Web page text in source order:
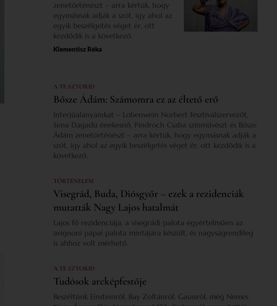
zenetörténészt – arra kértük, hogy
egymásnak adják a szót, így ahol az
egyik beszélgetés véget ér, ott
kezdődik is a következő.
Klementisz Réka
A TE SZTORID
Bősze Ádám: Számomra ez az éltető erő
Interjúalanyainkat – Lobenwein Norbert fesztiválszervezőt,
Sena Dagadu énekesnő, Pindroch Csaba színművészt és Bősze
Ádám zenetörténészt – arra kértük, hogy egymásnak adják a
szót, így ahol az egyik beszélgetés véget ér, ott kezdődik is a
következő.
TÖRTÉNELEM
Visegrád, Buda, Diósgyőr – ezek a rezidenciák
mutatták Nagy Lajos hatalmát
Lajos fő rezidenciája, a visegrádi palota egyértelműen az
avignoni pápai palota mintájára készült, és nagyságrendileg
is ahhoz volt mérhető.
A TE SZTORID
Tudósok arcképfestője
Beszéltünk Einsteinről, Bay Zoltánról, Gaussról, még Nemes